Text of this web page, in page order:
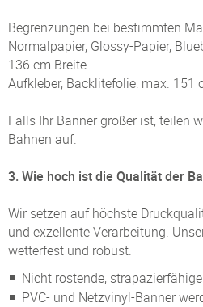
Begrenzungen bei bestimmten
Normalpapier, Glossy-Papier,
136 cm Breite
Aufkleber, Backlitefolie: max. 151
Falls Ihr Banner größer ist, teilen
Bahnen auf.
3. Wie hoch ist die Qualität der
Wir setzen auf höchste
und exzellente Verarbeitung.
wetterfest und robust.
Nicht rostende,
PVC- und Netzvinyl-Banner